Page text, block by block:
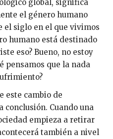
global, significa
el género humano
el siglo en el que vivimos
humano está destinado
eso? Bueno, no estoy
pensamos que la nada
este cambio de
conclusión. Cuando una
empieza a retirar
también a nivel